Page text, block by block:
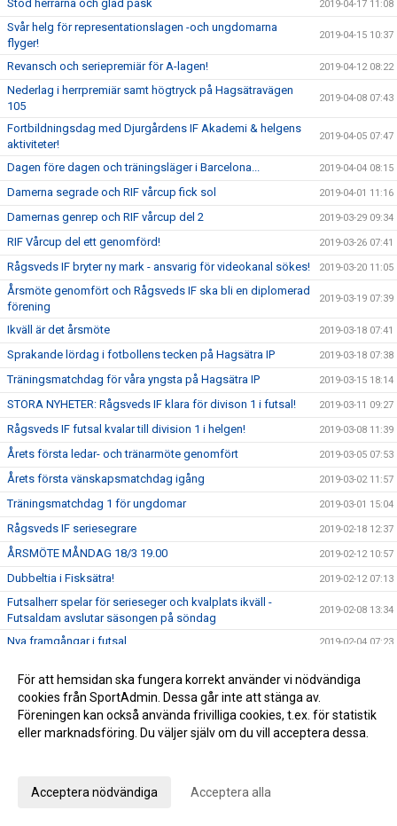
Stöd herrarna och glad påsk 2019-04-17 11:08
Svår helg för representationslagen -och ungdomarna
flyger!
2019-04-15 10:37
Revansch och seriepremiär för A-lagen! 2019-04-12 08:22
Nederlag i herrpremiär samt högtryck på Hagsätravägen
105
2019-04-08 07:43
Fortbildningsdag med Djurgårdens IF Akademi & helgens
aktiviteter!
2019-04-05 07:47
Dagen före dagen och träningsläger i Barcelona... 2019-04-04 08:15
Damerna segrade och RIF vårcup fick sol 2019-04-01 11:16
Damernas genrep och RIF vårcup del 2 2019-03-29 09:34
RIF Vårcup del ett genomförd! 2019-03-26 07:41
Rågsveds IF bryter ny mark - ansvarig för videokanal sökes! 2019-03-20 11:05
Årsmöte genomfört och Rågsveds IF ska bli en diplomerad
förening
2019-03-19 07:39
Ikväll är det årsmöte 2019-03-18 07:41
Sprakande lördag i fotbollens tecken på Hagsätra IP 2019-03-18 07:38
Träningsmatchdag för våra yngsta på Hagsätra IP 2019-03-15 18:14
STORA NYHETER: Rågsveds IF klara för divison 1 i futsal! 2019-03-11 09:27
Rågsveds IF futsal kvalar till division 1 i helgen! 2019-03-08 11:39
Årets första ledar- och tränarmöte genomfört 2019-03-05 07:53
Årets första vänskapsmatchdag igång 2019-03-02 11:57
Träningsmatchdag 1 för ungdomar 2019-03-01 15:04
Rågsveds IF seriesegrare 2019-02-18 12:37
ÅRSMÖTE MÅNDAG 18/3 19.00 2019-02-12 10:57
Dubbeltia i Fisksätra! 2019-02-12 07:13
Futsalherr spelar för serieseger och kvalplats ikväll -
Futsaldam avslutar säsongen på söndag
2019-02-08 13:34
Nya framgångar i futsal 2019-02-04 07:23
En vinst och en förlust i helgens seniorspel
Helgens matcher 2019-01-25 10:45
Rågsveds IF VÅRCUP 2019 2019-01-22 09:23
Helgens matcher
För att hemsidan ska fungera korrekt använder vi nödvändiga
cookies från SportAdmin. Dessa går inte att stänga av.
Föreningen kan också använda frivilliga cookies, t.ex. för statistik
eller marknadsföring. Du väljer själv om du vill acceptera dessa.
Acceptera nödvändiga Acceptera alla